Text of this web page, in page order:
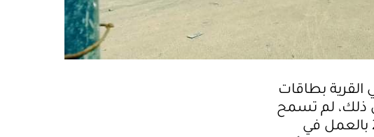
القرية بطاقات
ذلك، لم تسمح
لهم الحكومات المتعاقبة على حكم البلاد منذ عام 2003 بالعمل في